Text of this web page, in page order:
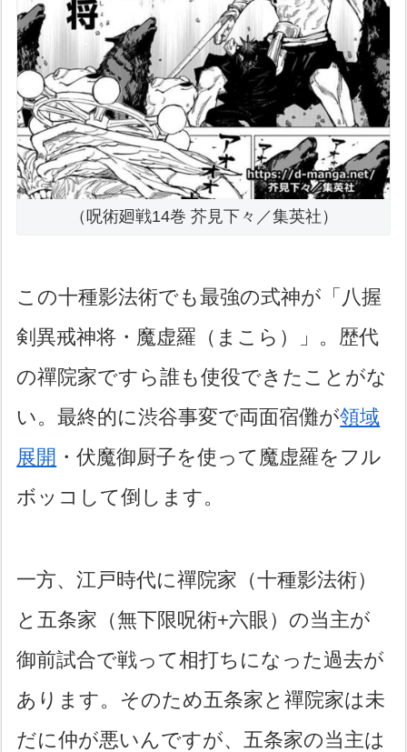
（呪術廻戦14巻 芥見下々／集英社）
この十種影法術でも最強の式神が「八握
剣異戒神将・魔虚羅（まこら）」。歴代
の禪院家ですら誰も使役できたことがな
い。最終的に渋谷事変で両面宿儺が領域
展開 ・伏魔御厨子を使って魔虚羅をフル
ボッコして倒します。
一方、江戸時代に禪院家（十種影法術）
と五条家（無下限呪術+六眼）の当主が
御前試合で戦って相打ちになった過去が
あります。そのため五条家と禪院家は未
だに仲が悪いんですが、五条家の当主は